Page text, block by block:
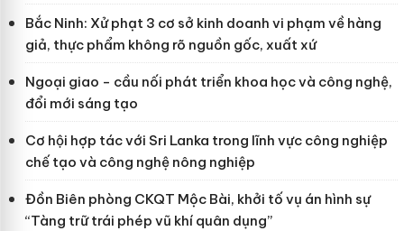
Bắc Ninh: Xử phạt 3 cơ sở kinh doanh vi phạm về hàng
giả, thực phẩm không rõ nguồn gốc, xuất xứ
Ngoại giao - cầu nối phát triển khoa học và công nghệ,
đổi mới sáng tạo
Cơ hội hợp tác với Sri Lanka trong lĩnh vực công nghiệp
chế tạo và công nghệ nông nghiệp
Đồn Biên phòng CKQT Mộc Bài, khởi tố vụ án hình sự
“Tàng trữ trái phép vũ khí quân dụng”